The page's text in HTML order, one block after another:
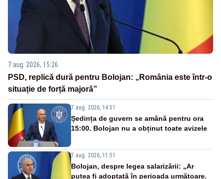
7 aug. 2026, 15:26
PSD, replică dură pentru Bolojan: „România este într-o
situație de forță majoră”
7 aug. 2026, 14:51
Ședința de guvern se amână pentru ora
15:00. Bolojan nu a obținut toate avizele
7 aug. 2026, 11:51
Bolojan, despre legea salarizării: „Ar
putea fi adoptată în perioada următoare.